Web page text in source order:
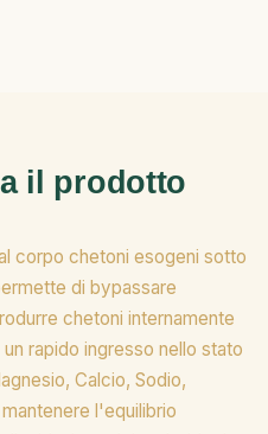
il prodotto
corpo chetoni esogeni sotto
di bypassare
chetoni internamente
rapido ingresso nello stato
Calcio, Sodio,
l'equilibrio